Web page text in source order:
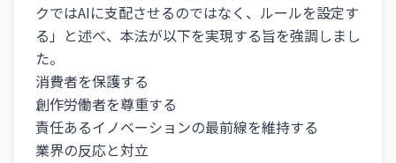
クではAIに支配させるのではなく、ルールを設定す
る」と述べ、本法が以下を実現する旨を強調しまし
た。
消費者を保護する
創作労働者を尊重する
責任あるイノベーションの最前線を維持する
業界の反応と対立